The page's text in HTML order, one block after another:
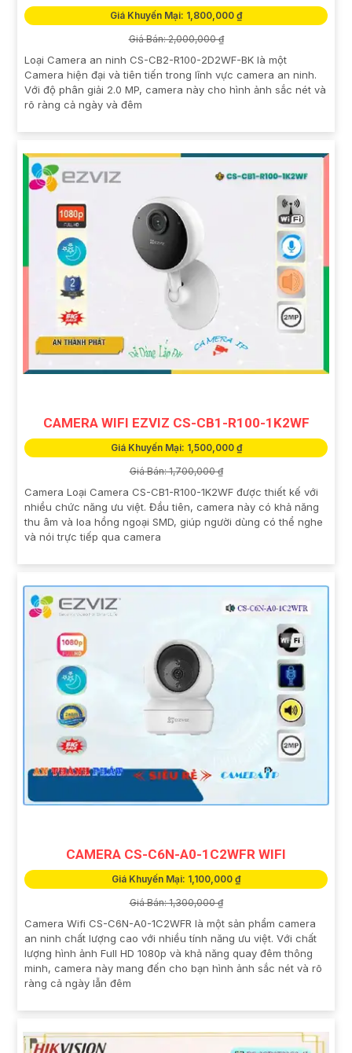
Giá Khuyến Mại: 1,800,000 ₫
Giá Bán: 2,000,000 ₫
Loại Camera an ninh CS-CB2-R100-2D2WF-BK là một
Camera hiện đại và tiên tiến trong lĩnh vực camera an ninh.
Với độ phân giải 2.0 MP, camera này cho hình ảnh sắc nét và
rõ ràng cả ngày và đêm
CAMERA WIFI EZVIZ CS-CB1-R100-1K2WF
Giá Khuyến Mại: 1,500,000 ₫
Giá Bán: 1,700,000 ₫
Camera Loại Camera CS-CB1-R100-1K2WF được thiết kế với
nhiều chức năng ưu việt. Đầu tiên, camera này có khả năng
thu âm và loa hồng ngoại SMD, giúp người dùng có thể nghe
và nói trực tiếp qua camera
CAMERA CS-C6N-A0-1C2WFR WIFI
Giá Khuyến Mại: 1,100,000 ₫
Giá Bán: 1,300,000 ₫
Camera Wifi CS-C6N-A0-1C2WFR là một sản phẩm camera
an ninh chất lượng cao với nhiều tính năng ưu việt. Với chất
lượng hình ảnh Full HD 1080p và khả năng quay đêm thông
minh, camera này mang đến cho bạn hình ảnh sắc nét và rõ
ràng cả ngày lẫn đêm